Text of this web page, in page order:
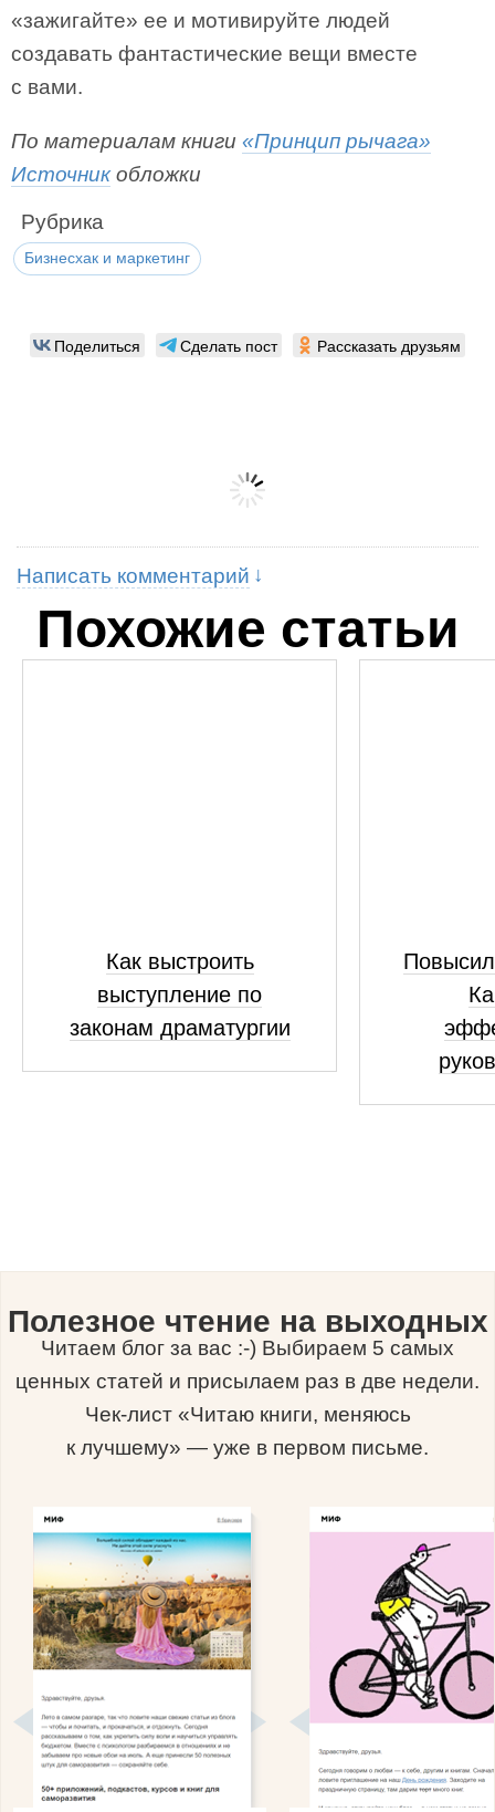
«зажигайте» ее и мотивируйте людей
создавать фантастические вещи вместе
с вами.
По материалам книги «Принцип рычага»
Источникобложки
Рубрика
Бизнесхак и маркетинг
Поделиться Сделать пост Рассказать друзьям
Написать комментарий
Похожие статьи
Как выстроить
выступление по
законам драматургии
Полезное чтение на выходных
Читаем блог за вас :-) Выбираем 5 самых
ценных статей и присылаем раз в две недели.
Чек-лист «Читаю книги, меняюсь
к лучшему» — уже в первом письме.